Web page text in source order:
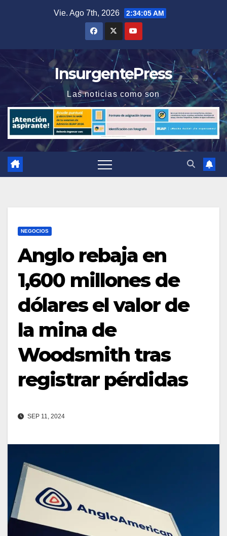
Vie. Ago 7th, 2026 2:34:05 AM
InsurgentePress
Las noticias como son
NEGOCIOS
Anglo rebaja en
1,600 millones de
dólares el valor de
la mina de
Woodsmith tras
registrar pérdidas
SEP 11, 2024